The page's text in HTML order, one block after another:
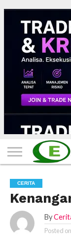
HOME
FILTER
BERITA
BIODATA
CERITA
CERPEN
EKSKLUSIF
FOTO
VIDEO
TIPS
MORE
CERITA
By
Posted on